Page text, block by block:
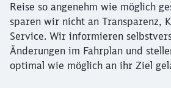
Reise so angenehm wie möglich
sparen wir nicht an Transparenz,
Service. Wir informieren
Änderungen im Fahrplan und
optimal wie möglich an ihr Ziel